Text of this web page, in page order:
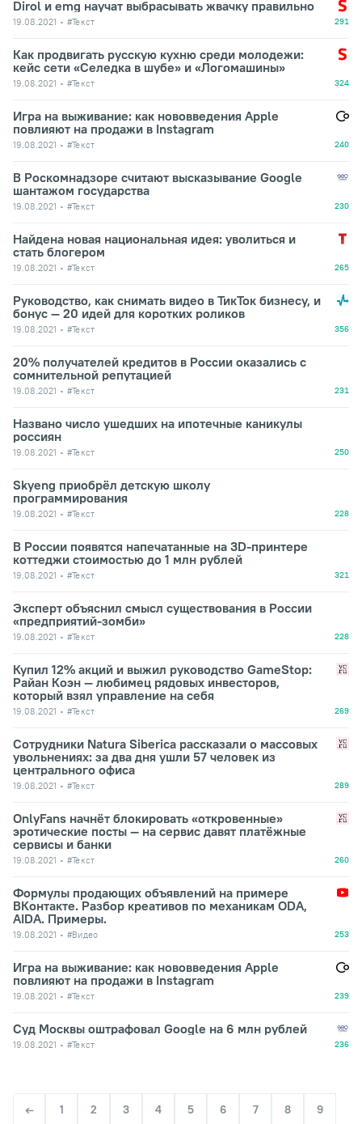
Dirol и emg научат выбрасывать жвачку правильно
19.08.2021 #Текст 291
Как продвигать русскую кухню среди молодежи:
кейс сети «Селедка в шубе» и «Логомашины»
19.08.2021 #Текст 324
Игра на выживание: как нововведения Apple
повлияют на продажи в Instagram
19.08.2021 #Текст 240
В Роскомнадзоре считают высказывание Google
шантажом государства
19.08.2021 #Текст 230
Найдена новая национальная идея: уволиться и
стать блогером
19.08.2021 #Текст 265
Руководство, как снимать видео в ТикТок бизнесу, и
бонус — 20 идей для коротких роликов
19.08.2021 #Текст 356
20% получателей кредитов в России оказались с
сомнительной репутацией
19.08.2021 #Текст 231
Названо число ушедших на ипотечные каникулы
россиян
19.08.2021 #Текст 250
Skyeng приобрёл детскую школу
программирования
19.08.2021 #Текст 228
В России появятся напечатанные на 3D-принтере
коттеджи стоимостью до 1 млн рублей
19.08.2021 #Текст 321
Эксперт объяснил смысл существования в России
«предприятий-зомби»
19.08.2021 #Текст 228
Купил 12% акций и выжил руководство GameStop:
Райан Коэн — любимец рядовых инвесторов,
который взял управление на себя
19.08.2021 #Текст 269
Сотрудники Natura Siberica рассказали о массовых
увольнениях: за два дня ушли 57 человек из
центрального офиса
19.08.2021 #Текст 289
OnlyFans начнёт блокировать «откровенные»
эротические посты — на сервис давят платёжные
сервисы и банки
19.08.2021 #Текст 260
Формулы продающих объявлений на примере
ВКонтакте. Разбор креативов по механикам ODA,
AIDA. Примеры.
19.08.2021 #Видео 253
Игра на выживание: как нововведения Apple
повлияют на продажи в Instagram
19.08.2021 #Текст 239
Суд Москвы оштрафовал Google на 6 млн рублей
19.08.2021 #Текст 236
1 2 3 4 5 6 7 8 9